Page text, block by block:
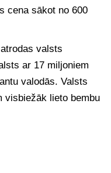
cena sākot no 600
valsts
ar 17 miljoniem
valodās. Valsts
visbiežāk lieto bembu